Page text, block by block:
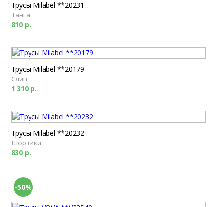
Трусы Milabel **20231
Танга
810 р.
Трусы Milabel **20179
Слип
1 310 р.
Трусы Milabel **20232
Шортики
830 р.
-50%